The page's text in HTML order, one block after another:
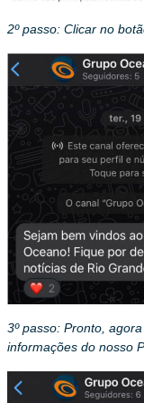
2º passo: Clicar no
3º passo: Pronto,
informações do nosso